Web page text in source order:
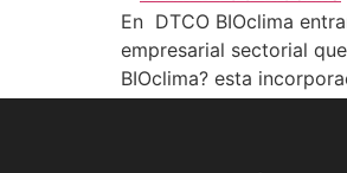
En DTCO BIOclima
empresarial sectorial
BIOclima? esta